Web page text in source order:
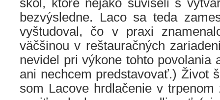
škôl, ktoré nejako súviseli s
bezvýsledne. Laco sa teda
vyštudoval, čo v praxi
väčšinou v reštauračných
nevidel pri výkone tohto povolania
ani nechcem predstavovať.) Život
som Lacove hrdlačenie v